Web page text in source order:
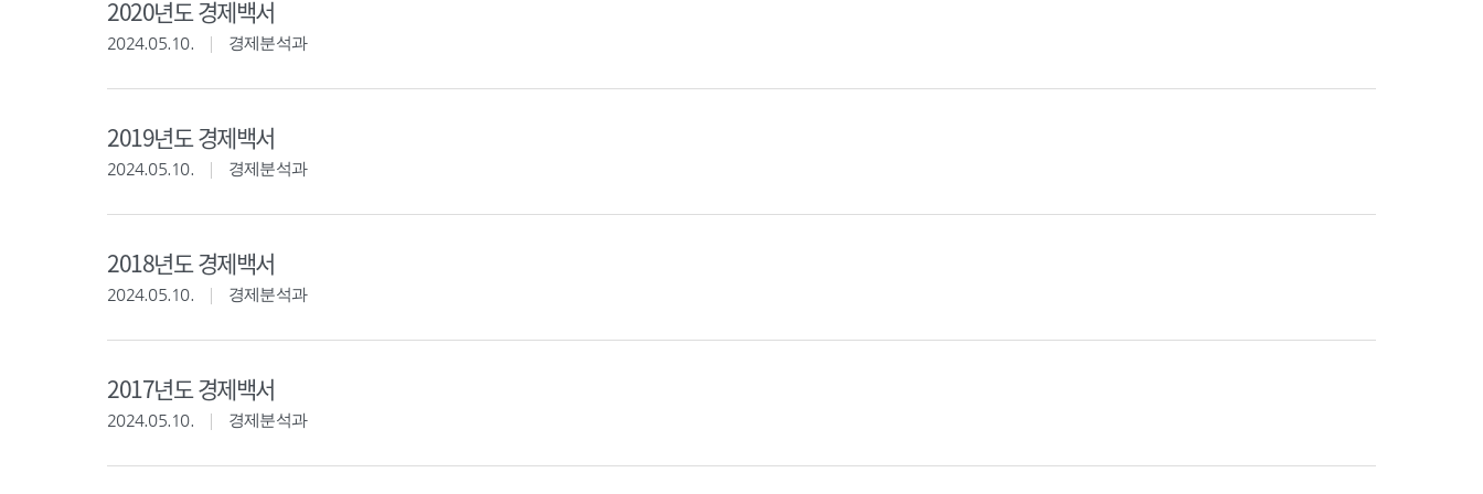
2020년도 경제백서
2024.05.10. 경제분석과
2019년도 경제백서
2024.05.10. 경제분석과
2018년도 경제백서
2024.05.10. 경제분석과
2017년도 경제백서
2024.05.10. 경제분석과